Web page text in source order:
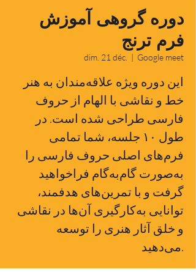
دوره گروهی آموزش
فرم ترنج
dim. 21 déc.
  |
Google meet
این دوره ویژه علاقه‌مندان به هنر
خط و نقاشی با الهام از حروف
فارسی طراحی شده است. در
طول ۱۰ جلسه، شما تمامی
فرم‌های اصلی حروف فارسی را
به‌صورت گام‌به‌گام فراخواهید
گرفت و با تمرین‌های هدفمند،
توانایی به‌کارگیری آن‌ها در نقاشی
و خلق آثار هنری را توسعه
می‌دهید.